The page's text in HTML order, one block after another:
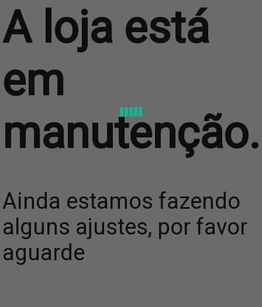
A loja está
em
manutenção.
Ainda estamos fazendo
alguns ajustes, por favor
aguarde